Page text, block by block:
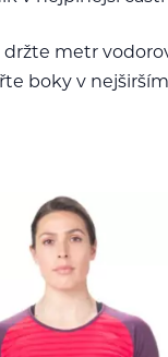
držte metr
boky v nejširším